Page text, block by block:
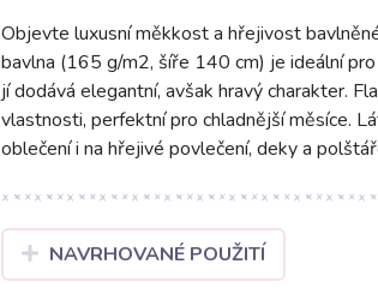
Objevte luxusní měkkost a hřejivost
bavlna (165 g/m2, šíře 140 cm) je ideální
jí dodává elegantní, avšak hravý charakter.
vlastnosti, perfektní pro chladnější měsíce.
oblečení i na hřejivé povlečení, deky a
NAVRHOVANÉ POUŽITÍ